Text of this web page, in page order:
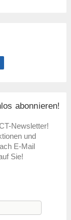
abonnieren!
Newsletter!
und
E-Mail
Sie!